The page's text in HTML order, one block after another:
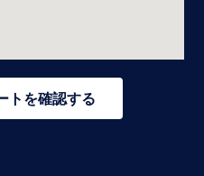
トを確認する